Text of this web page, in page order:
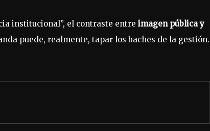
institucional”, el contraste entre imagen pública y
puede, realmente, tapar los baches de la gestión.